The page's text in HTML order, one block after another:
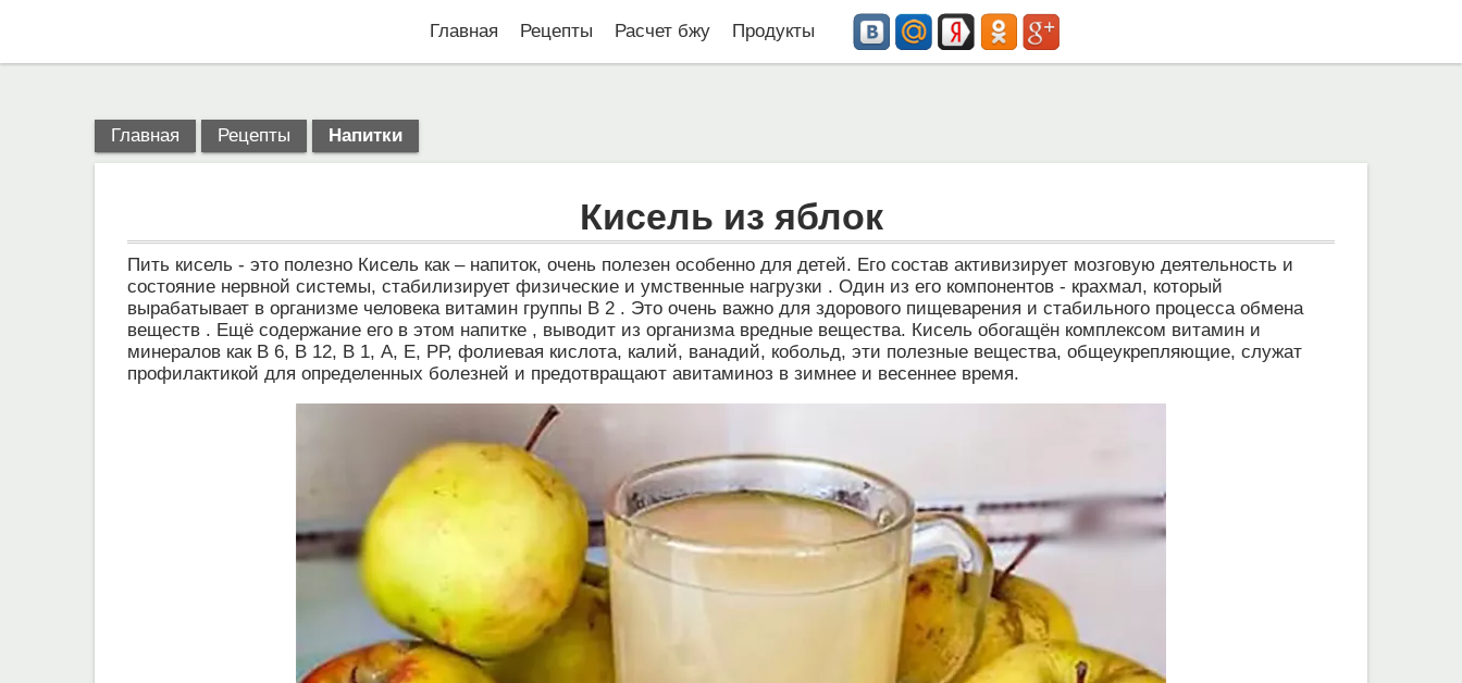
Главная Рецепты Расчет бжу Продукты
Главная Рецепты Напитки
Кисель из яблок
Пить кисель - это полезно Кисель как – напиток, очень полезен особенно для детей. Его состав активизирует мозговую деятельность и
состояние нервной системы, стабилизирует физические и умственные нагрузки . Один из его компонентов - крахмал, который
вырабатывает в организме человека витамин группы В 2 . Это очень важно для здорового пищеварения и стабильного процесса обмена
веществ . Ещё содержание его в этом напитке , выводит из организма вредные вещества. Кисель обогащён комплексом витамин и
минералов как В 6, В 12, В 1, А, Е, РР, фолиевая кислота, калий, ванадий, кобольд, эти полезные вещества, общеукрепляющие, служат
профилактикой для определенных болезней и предотвращают авитаминоз в зимнее и весеннее время.